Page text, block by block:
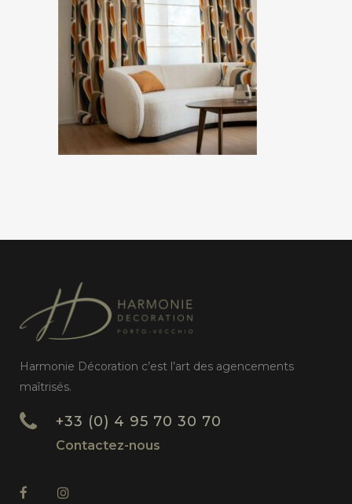
Harmonie Décoration c’est l’art des agencements
maîtrisés.
+33 (0) 4 95 70 30 70
Contactez-nous